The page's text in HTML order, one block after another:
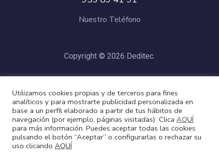
Nuestro Teléfono
Copyright © 2026 Deditec.
Cookies
Utilizamos cookies propias y de terceros para fines
analíticos y para mostrarte publicidad personalizada en
base a un perfil elaborado a partir de tus hábitos de
navegación (por ejemplo, páginas visitadas). Clica AQUÍ
para más información. Puedes aceptar todas las cookies
pulsando el botón “Aceptar” o configurarlas o rechazar su
uso clicando AQUÍ